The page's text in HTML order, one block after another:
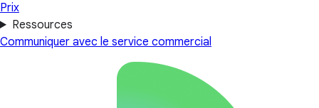
Prix
Ressources
Communiquer avec le service commercial